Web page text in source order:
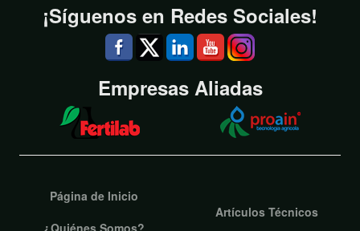
¡Síguenos en Redes Sociales!
Empresas Aliadas
Página de Inicio
¿Quiénes Somos?
Artículos Técnicos